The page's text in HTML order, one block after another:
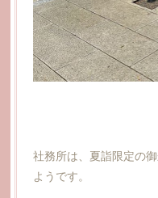
社務所は、夏詣限定の
ようです。